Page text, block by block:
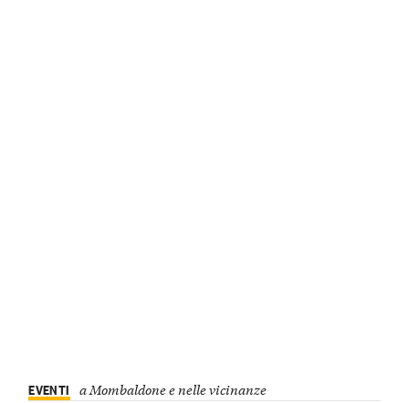
EVENTI a Mombaldone e nelle vicinanze